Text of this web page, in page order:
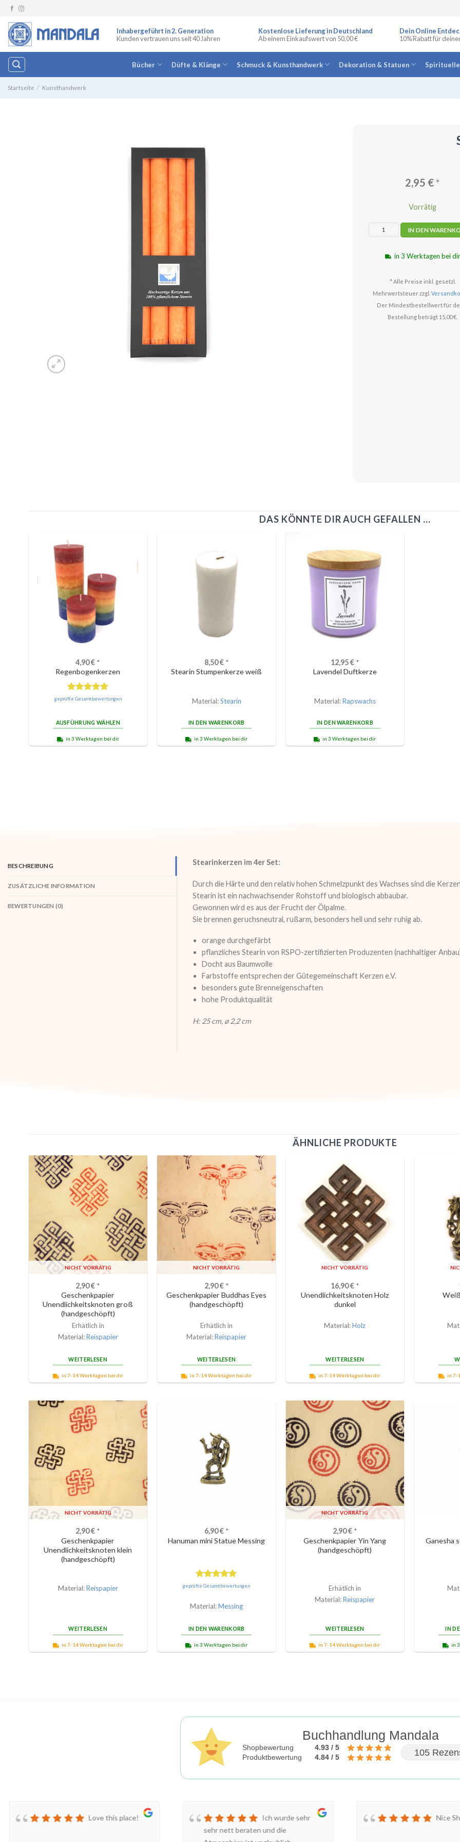
Zum
springen
Inhabergeführt in 2. Generation
Kunden vertrauen uns seit 40 Jahren
Kostenlose Lieferung in Deutschland
Ab einem Einkaufswert von 50,00 €
Dein Online
10% Rabatt für
Bücher Düfte & Klänge Schmuck & Kunsthandwerk Dekoration & Statuen
Startseite / Kunsthandwerk
2,95 €*
Vorrätig
Stearinkerzen orange Menge
IN DEN
in 3 Werktagen bei dir
* Alle Preise inkl. gesetzl.
Mehrwertsteuer zzgl.
Der Mindestbestellwert für
Bestellung beträgt 15,00 €.
DAS KÖNNTE DIR AUCH GEFALLEN …
4,90€ *
Regenbogenkerzen
Bewertet
geprüfte Gesamtbewertungen
AUSFÜHRUNG WÄHLEN
in 3 Werktagen bei dir
8,50€*
Stearin Stumpenkerze weiß
Material:Stearin
IN DEN WARENKORB
in 3 Werktagen bei dir
12,95€*
Lavendel Duftkerze
Material:Rapswachs
IN DEN WARENKORB
in 3 Werktagen bei dir
BESCHREIBUNG
ZUSÄTZLICHE INFORMATION
BEWERTUNGEN (0)
Stearinkerzen im 4er Set:
Durch die Härte und den relativ hohen Schmelzpunkt des Wachses sind die
Stearin ist ein nachwachsender Rohstoff und biologisch abbaubar.
Gewonnen wird es aus der Frucht der Ölpalme.
Sie brennen geruchsneutral, rußarm, besonders hell und sehr ruhig ab.
orange durchgefärbt
pflanzliches Stearin von RSPO-zertifizierten Produzenten (nachhaltiger
Docht aus Baumwolle
Farbstoffe entsprechen der Gütegemeinschaft Kerzen e.V.
besonders gute Brenneigenschaften
hohe Produktqualität
H: 25 cm, ø 2,2 cm
ÄHNLICHE PRODUKTE
NICHT VORRÄTIG
2,90€ *
Geschenkpapier
Unendlichkeitsknoten groß
(handgeschöpft)
Erhätlich in
Material:Reispapier
WEITERLESEN
in 7-14 Werktagen bei dir
NICHT VORRÄTIG
2,90€*
Geschenkpapier Buddhas Eyes
(handgeschöpft)
Erhätlich in
Material:Reispapier
WEITERLESEN
in 7-14 Werktagen bei dir
NICHT VORRÄTIG
16,90€*
Unendlichkeitsknoten Holz
dunkel
Material:Holz
WEITERLESEN
in 7-14 Werktagen bei dir in 7-
NICHT VORRÄTIG
2,90€ *
Geschenkpapier
Unendlichkeitsknoten klein
(handgeschöpft)
Material:Reispapier
WEITERLESEN
in 7-14 Werktagen bei dir
6,90€*
Hanuman mini Statue Messing
Bewertet
von 5
geprüfte Gesamtbewertungen
Material:Messing
IN DEN WARENKORB
in 3 Werktagen bei dir
NICHT VORRÄTIG
2,90€*
Geschenkpapier Yin Yang
(handgeschöpft)
Erhätlich in
Material:Reispapier
WEITERLESEN
in 7-14 Werktagen bei dir
Ganesha
IN
in
Buchhandlung Mandala
Shopbewertung
4.93 / 5
Produktbewertung
4.84 / 5 105
Love this place!
Ich wurde sehr
sehr nett beraten und die
Nice